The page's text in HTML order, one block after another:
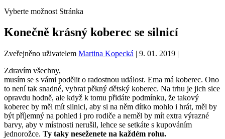
Vyberte možnost Stránka
Konečně krásný koberec se silnicí
Zveřejněno uživatelem Martina Kopecká | 9. 01. 2019 |
Zdravím všechny,
musím se s vámi podělit o radostnou událost. Ema má koberec. Ono
to není tak snadné, vybrat pěkný dětský koberec. Na trhu je jich sice
opravdu hodně, ale když k tomu přidáte podmínku, že takový
koberec by měl mít silnici, aby si na něm dítko mohlo i hrát, měl by
být příjemný na pohled i pro rodiče a neměl by mít extra výrazné
barvy, aby v místnosti nerušil, lehce se setkáte s kupováním
jednorožce. Ty taky neseženete na každém rohu.